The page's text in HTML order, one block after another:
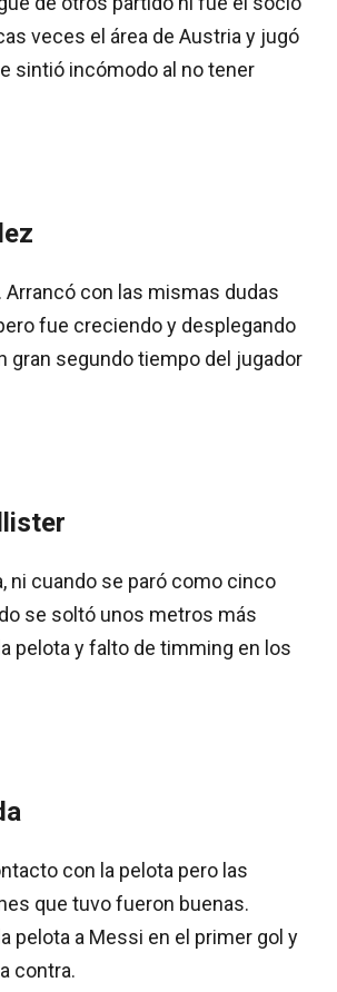
veces el área de Austria y jugó
sintió incómodo al no tener
Arrancó con las mismas dudas
fue creciendo y desplegando
gran segundo tiempo del jugador
ni cuando se paró como cinco
se soltó unos metros más
pelota y falto de timming en los
con la pelota pero las
que tuvo fueron buenas.
pelota a Messi en el primer gol y
contra.